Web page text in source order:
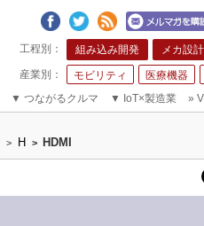
組み込み開発 メカ設計
モビリティ
医療機器
▼ つながるクルマ ▼ IoT×製造業 »
> H > HDMI